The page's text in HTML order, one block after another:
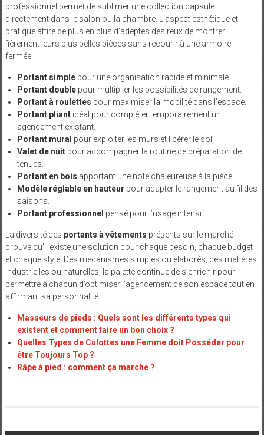
professionnel permet de sublimer une collection capsule
directement dans le salon ou la chambre. L’aspect esthétique et
pratique attire de plus en plus d’adeptes désireux de montrer
fièrement leurs plus belles pièces sans recourir à une armoire
fermée.
Portant simplepour une organisation rapide et minimale.
Portant doublepour multiplier les possibilités de rangement.
Portant à roulettes pour maximiser la mobilité dans l’espace.
Portant pliantidéal pour compléter temporairement un
agencement existant.
Portant mural pour exploiter les murs et libérer le sol.
Valet de nuitpour accompagner la routine de préparation de
tenues.
Portant en bois apportant une note chaleureuse à la pièce.
Modèle réglable en hauteur pour adapter le rangement au fil des
saisons.
Portant professionnel pensé pour l’usage intensif.
La diversité des portants à vêtements présents sur le marché
prouve qu’il existe une solution pour chaque besoin, chaque budget
et chaque style. Des mécanismes simples ou élaborés, des matières
industrielles ou naturelles, la palette continue de s’enrichir pour
permettre à chacun d’optimiser l’agencement de son espace tout en
affirmant sa personnalité.
Masseurs de pieds : Quels sont les différents types qui
existent et comment faire un bon choix ?
Quelles Types de Culottes une Femme doit Posséder pour
être Toujours Top ?
Râpe à pied : comment ça marche ?